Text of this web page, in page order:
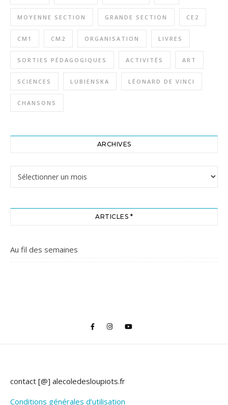
MOYENNE SECTION GRANDE SECTION CE2
CM1 CM2 ORGANISATION LIVRES
SORTIES PÉDAGOGIQUES ACTIVITÉS ART
SCIENCES LUBIENSKA LÉONARD DE VINCI
CHANSONS
ARCHIVES
ARTICLES *
Au fil des semaines
contact [@] alecoledesloupiots.fr
Conditions générales d’utilisation